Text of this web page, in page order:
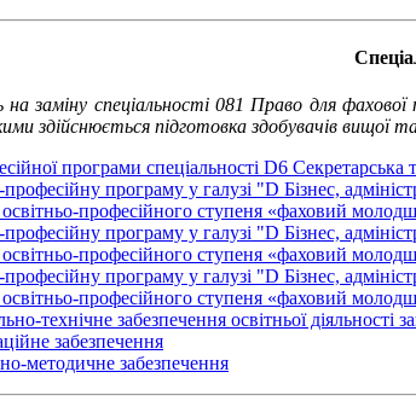
на заміну спеціальності 081 Право для
здійснюється підготовка здобувачів вищої
програми спеціальності D6 Секретарська
професійну програму у галузі "D Бізнес,
освітньо-професійного ступеня «фаховий
професійну програму у галузі "D Бізнес,
освітньо-професійного ступеня «фаховий
професійну програму у галузі "D Бізнес,
освітньо-професійного ступеня «фаховий
технічне забезпечення освітньої
забезпечення
методичне забезпечення